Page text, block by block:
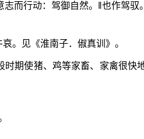
而行动：驾御自然。‖也作驾驭
。见《淮南子．俶真训》。
时期使猪、鸡等家畜、家禽很快